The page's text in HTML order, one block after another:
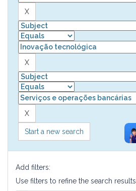
Start a new search
Add filters:
Use filters to refine the search results.